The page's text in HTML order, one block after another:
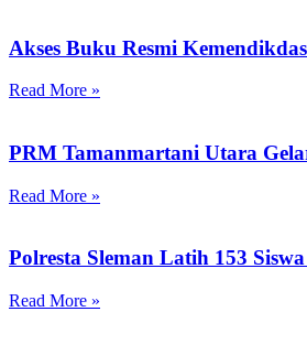
Akses Buku Resmi
Read More »
PRM Tamanmartani Utara
Read More »
Polresta Sleman Latih 153
Read More »